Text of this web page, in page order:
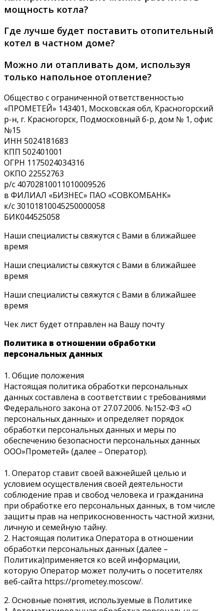
мощность котла?
Где лучше будет поставить отопительный
котел в частном доме?
Можно ли отапливать дом, используя
только напольное отопление?
Общество с ограниченной ответственностью
«ПРОМЕТЕЙ» 143401, Московская обл, Красногорский
р-н, г. Красногорск, Подмосковный б-р, дом № 1, офис
№15
ИНН 5024181683
КПП 502401001
ОГРН 1175024034316
ОКПО 22552763
р/с 40702810011010009526
в ФИЛИАЛ «БИЗНЕС» ПАО «СОВКОМБАНК»
к/с 30101810045250000058
БИК044525058
Наши специалисты свяжутся с Вами в ближайшее
время
Наши специалисты свяжутся с Вами в ближайшее
время
Наши специалисты свяжутся с Вами в ближайшее
время
Чек лист будет отправлен на Вашу почту
Политика в отношении обработки
персональных данных
1. Общие положения
Настоящая политика обработки персональных
данных составлена в соответствии с требованиями
Федерального закона от 27.07.2006. №152-ФЗ «О
персональных данных» и определяет порядок
обработки персональных данных и меры по
обеспечению безопасности персональных данных
OOO»Прометей» (далее – Оператор).
1. Оператор ставит своей важнейшей целью и
условием осуществления своей деятельности
соблюдение прав и свобод человека и гражданина
при обработке его персональных данных, в том числе
защиты прав на неприкосновенность частной жизни,
личную и семейную тайну.
2. Настоящая политика Оператора в отношении
обработки персональных данных (далее –
Политика)применяется ко всей информации,
которую Оператор может получить о посетителях
веб-сайта https://prometey.moscow/.
2. Основные понятия, используемые в Политике